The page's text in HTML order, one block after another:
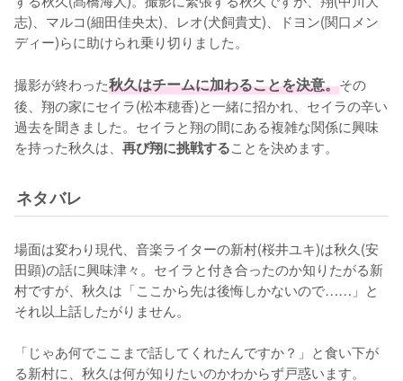
志)、マルコ(細田佳央太)、レオ(犬飼貴丈)、ドヨン(関口メン
ディー)らに助けられ乗り切りました。
撮影が終わった秋久はチームに加わることを決意。その
後、翔の家にセイラ(松本穂香)と一緒に招かれ、セイラの辛い
過去を聞きました。セイラと翔の間にある複雑な関係に興味
を持った秋久は、 再び翔に挑戦することを決めます。
ネタバレ
場面は変わり現代、音楽ライターの新村(桜井ユキ)は秋久(安
田顕)の話に興味津々。セイラと付き合ったのか知りたがる新
村ですが、秋久は「ここから先は後悔しかないので……」と
それ以上話したがりません。
「じゃあ何でここまで話してくれたんですか？」と食い下が
る新村に、秋久は何が知りたいのかわからず戸惑います。